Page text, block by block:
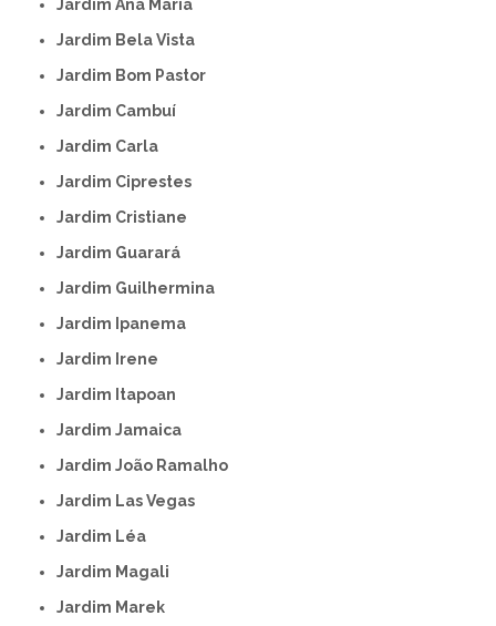
Jardim Ana Maria
Jardim Bela Vista
Jardim Bom Pastor
Jardim Cambuí
Jardim Carla
Jardim Ciprestes
Jardim Cristiane
Jardim Guarará
Jardim Guilhermina
Jardim Ipanema
Jardim Irene
Jardim Itapoan
Jardim Jamaica
Jardim João Ramalho
Jardim Las Vegas
Jardim Léa
Jardim Magali
Jardim Marek